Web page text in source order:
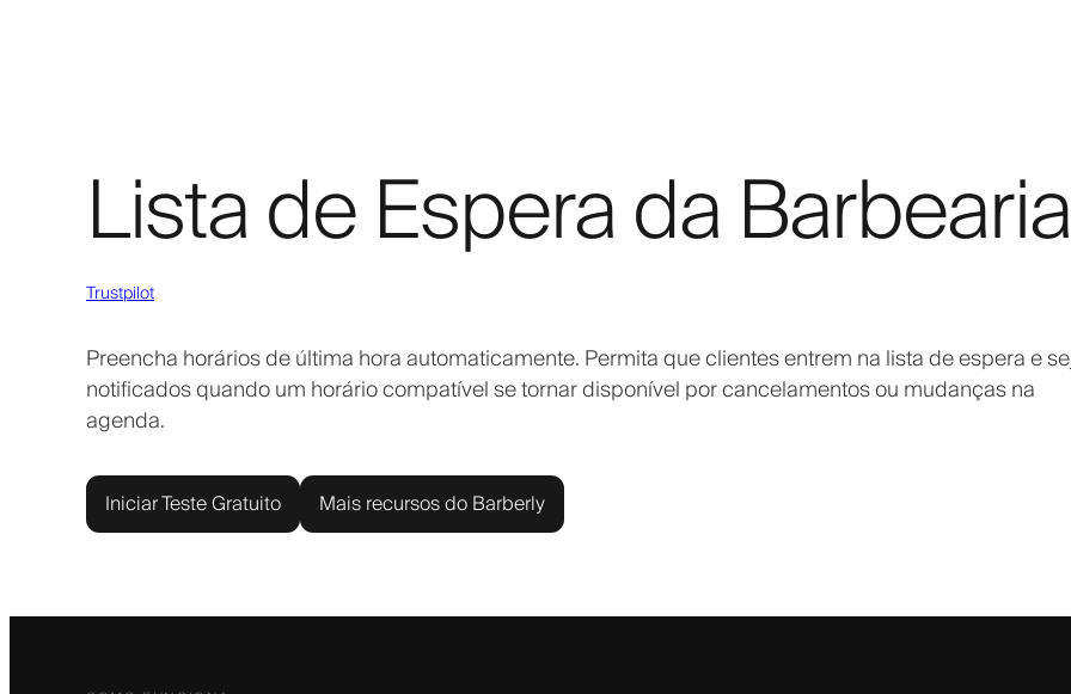
Lista de Espera da Barbearia
Trustpilot
Preencha horários de última hora automaticamente. Permita que clientes entrem na lista de espera e
notificados quando um horário compatível se tornar disponível por cancelamentos ou mudanças na
agenda.
Iniciar Teste Gratuito Mais recursos do Barberly